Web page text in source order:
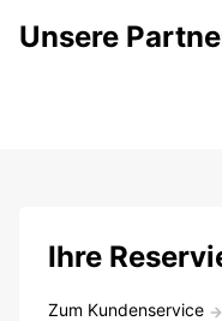
Unsere
Ihre
Zum Kundenservice